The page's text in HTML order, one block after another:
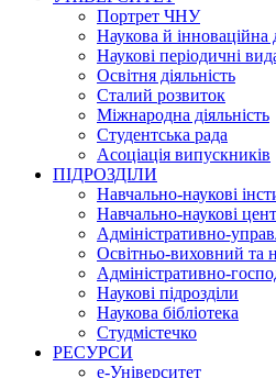
Портрет ЧНУ
Наукова й інноваційна
Наукові періодичні
Освітня діяльність
Сталий розвиток
Міжнародна діяльність
Студентська рада
Асоціація випускників
ПІДРОЗДІЛИ
Навчально-наукові
Навчально-наукові
Адміністративно-
Освітньо-виховний та
Адміністративно-
Наукові підрозділи
Наукова бібліотека
Студмістечко
РЕСУРСИ
е-Університет